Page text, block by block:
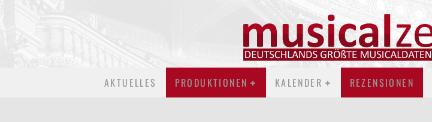
AKTUELLES PRODUKTIONEN KALENDER REZENSIONEN